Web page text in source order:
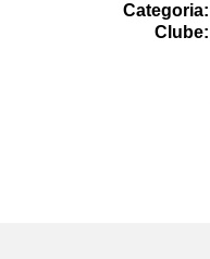
Categoria:
Clube: